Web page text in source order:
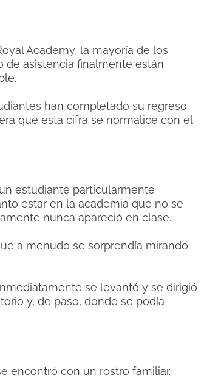
Academy, la mayoría de los
de asistencia finalmente están
han completado su regreso
que esta cifra se normalice con el
estudiante particularmente
estar en la academia que no se
nunca apareció en clase.
a menudo se sorprendía mirando
se levantó y se dirigió
y, de paso, donde se podía
encontró con un rostro familiar.